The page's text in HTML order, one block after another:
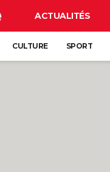
ACTUALITÉS
CULTURE SPORT